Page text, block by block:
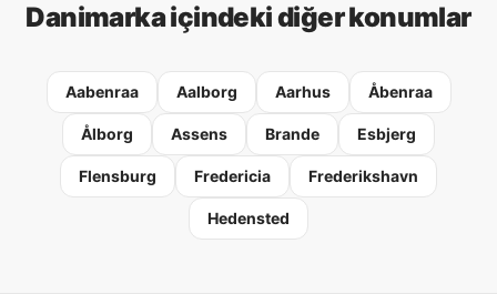
Danimarka içindeki diğer konumlar
Aabenraa Aalborg Aarhus Åbenraa
Ålborg Assens Brande Esbjerg
Flensburg Fredericia Frederikshavn
Hedensted